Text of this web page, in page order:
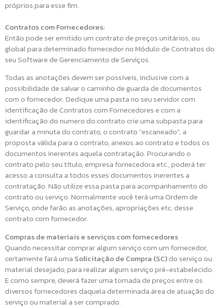
próprios para esse fim.
Contratos com Fornecedores:
Então pode ser emitido um contrato de preços unitários, ou
global para determinado fornecedor no Módulo de Contratos do
seu Software de Gerenciamento de Serviços.
Todas as anotações devem ser possíveis, inclusive com a
possibilidade de salvar o caminho de guarda de documentos
com o fornecedor. Dedique uma pasta no seu servidor com
identificação de Contratos com Fornecedores e com a
identificação do numero do contrato crie uma subpasta para
guardar a minuta do contrato, o contrato “escaneado”, a
proposta válida para o contrato, anexos ao contrato e todos os
documentos inerentes aquela contratação. Procurando o
contrato pelo seu título, empresa fornecedora etc., poderá ter
acesso a consulta a todos esses documentos inerentes a
contratação. Não utilize essa pasta para acompanhamento do
contrato ou serviço. Normalmente você terá uma Ordem de
Serviço, onde farão as anotações, apropriações etc. desse
contrato com fornecedor.
Compras de materiais e serviços com fornecedores
Quando necessitar comprar algum serviço com um fornecedor,
certamente fará uma Solicitação de Compra (SC)do serviço ou
material desejado, para realizar algum serviço pré-estabelecido.
E como sempre, deverá fazer uma tomada de preços entre os
diversos fornecedores daquela determinada área de atuação do
serviço ou material a ser comprado.